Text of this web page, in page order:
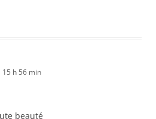
15 h 56 min
beauté